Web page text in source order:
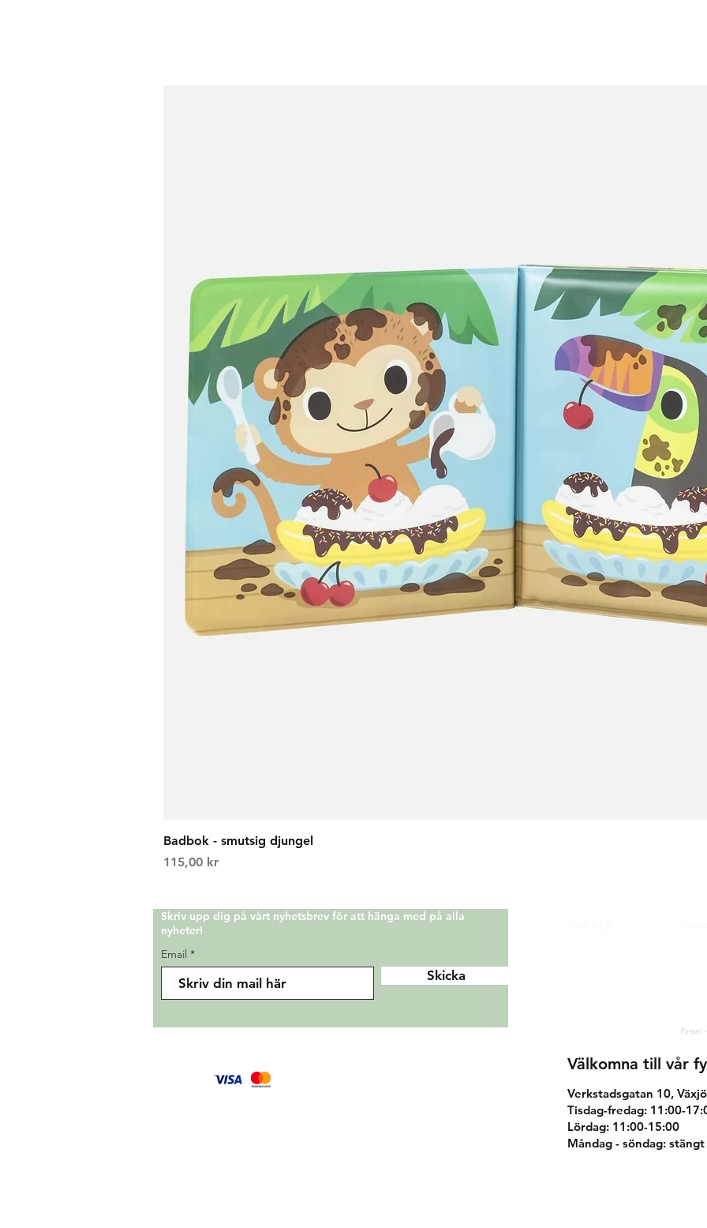
Badbok - smutsig djungel
Price
115,00 kr
Skriv upp dig på vårt nyhetsbrev för att hänga med på alla
nyheter!
Email
Skicka
Pyssel
Välkomna till vår
Verkstadsgatan 10, Växjö
Tisdag-fredag: 11:00-
Lördag: 11:00-15:00
Måndag - söndag: stängt